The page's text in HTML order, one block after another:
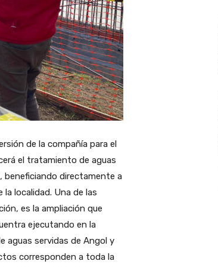
de la compañía para el
el tratamiento de aguas
beneficiando directamente a
la localidad. Una de las
es la ampliación que
ejecutando en la
aguas servidas de Angol y
corresponden a toda la